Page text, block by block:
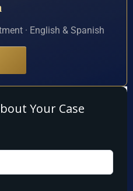
· English & Spanish